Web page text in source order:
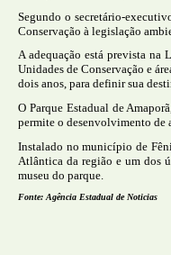
Segundo o secretário-
Conservação à legislação
A adequação está prevista na
Unidades de Conservação e
dois anos, para definir sua
O Parque Estadual de
permite o desenvolvimento de
Instalado no município de
Atlântica da região e um dos
museu do parque.
Fonte: Agência Estadual de Noticias